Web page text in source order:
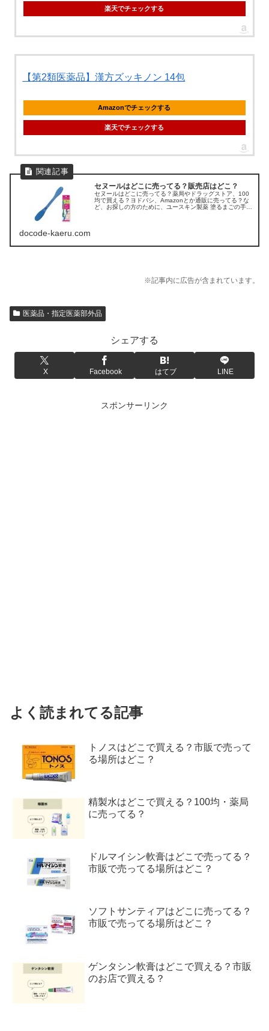
楽天でチェックする
【第2類医薬品】漢方ズッキノン 14包
Amazonでチェックする
楽天でチェックする
セヌールはどこに売ってる？販売店はどこ？
セヌールはどこに売ってる？薬局やドラッグストア、100
均で買える？ヨドバシ、Amazonとか通販に売ってる？な
ど、お探しの方のために、ユースキン製薬 塗るまごの手
docode-kaeru.com
※記事内に広告が含まれています。
医薬品・指定医薬部外品
シェアする
X Facebook はてブ LINE
スポンサーリンク
よく読まれてる記事
トノスはどこで買える？市販で売って
る場所はどこ？
精製水はどこで買える？100均・薬局
に売ってる？
ドルマイシン軟膏はどこで売ってる？
市販で売ってる場所はどこ？
ソフトサンティアはどこに売ってる？
市販で売ってる場所はどこ？
ゲンタシン軟膏はどこで買える？市販
のお店で買える？